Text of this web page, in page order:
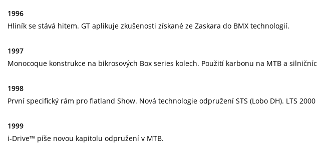
1996
Hliník se stává hitem. GT aplikuje zkušenosti získané ze Zaskara do BMX technologií.
1997
Monocoque konstrukce na bikrosových Box series kolech. Použití karbonu na MTB a
1998
První specifický rám pro flatland Show. Nová technologie odpružení STS (Lobo DH). LTS 2000
1999
i-Drive™ píše novou kapitolu odpružení v MTB.